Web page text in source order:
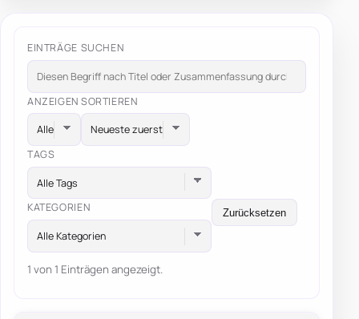
EINTRÄGE SUCHEN
ANZEIGEN SORTIEREN
TAGS
Alle Tags
KATEGORIEN
Alle Kategorien
Zurücksetzen
1 von 1 Einträgen angezeigt.